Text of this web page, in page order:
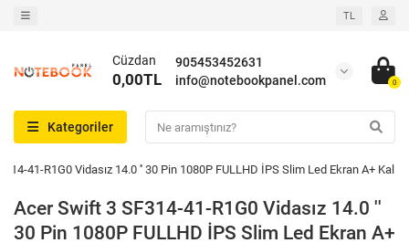
TL
905453452631
info@notebookpanel.com
Cüzdan
0,00TL 0
Kategoriler
41-R1G0 Vidasız 14.0 '' 30 Pin 1080P FULLHD İPS Slim Led Ekran A+ Kalite
Acer Swift 3 SF314-41-R1G0 Vidasız 14.0 ''
30 Pin 1080P FULLHD İPS Slim Led Ekran A+